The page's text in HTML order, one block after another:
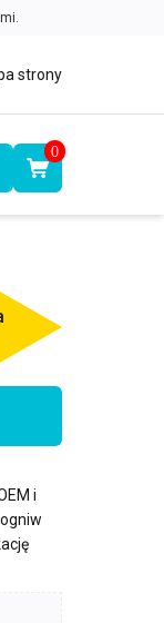
strony
0
i